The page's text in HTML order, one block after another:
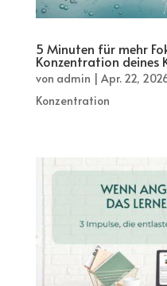
5 Minuten für mehr
Konzentration deines
von admin | Apr. 22,
Konzentration